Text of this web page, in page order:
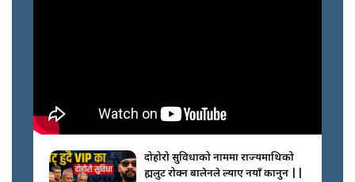
दोहोरो सुविधाको नाममा राज्यमाथिको
ब्रह्मलुट रोक्न बालेनले ल्याए नयाँ कानुन ||